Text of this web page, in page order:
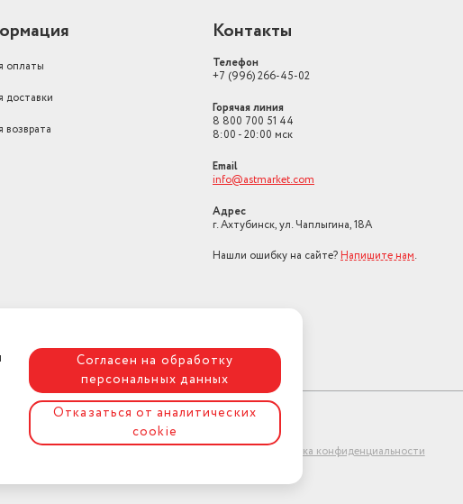
оплаты
доставки
возврата
Контакты
Телефон
+7 (996) 266-45-02
Горячая линия
8 800 700 51 44
8:00 - 20:00 мск
Email
info@astmarket.com
Адрес
г. Ахтубинск, ул. Чаплыгина, 18А
Нашли ошибку на сайте? Напишите нам.
Политика конфиденциальности
Согласен на обработку
персональных данных
Отказаться от аналитических
cookie